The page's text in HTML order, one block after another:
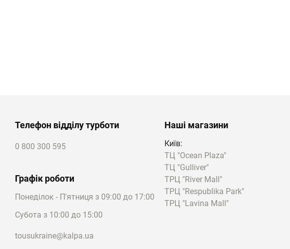
Телефон відділу турботи
0 800 300 595
Графік роботи
Понеділок - П'ятниця з 09:00 до 17:00
Субота з 10:00 до 15:00
tousukraine@kalpa.ua
Наші магазини
Київ:
ТЦ "Ocean Plaza"
ТЦ "Gulliver"
ТРЦ "River Mall"
ТРЦ "Respublika Park"
ТРЦ "Lavina Mall"